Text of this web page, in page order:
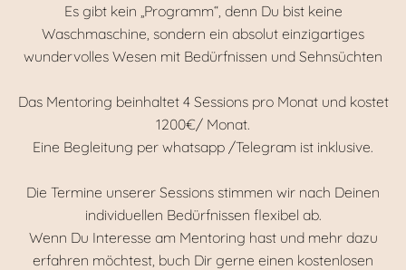
Es gibt kein „Programm“, denn Du bist keine
Waschmaschine, sondern ein absolut einzigartiges
wundervolles Wesen mit Bedürfnissen und Sehnsüchten
Das Mentoring beinhaltet 4 Sessions pro Monat und kostet
1200€/ Monat.
Eine Begleitung per whatsapp /Telegram ist inklusive.
Die Termine unserer Sessions stimmen wir nach Deinen
individuellen Bedürfnissen flexibel ab.
Wenn Du Interesse am Mentoring hast und mehr dazu
erfahren möchtest, buch Dir gerne einen kostenlosen